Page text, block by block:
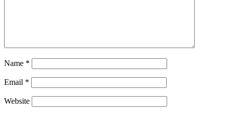
Name *
Email *
Website